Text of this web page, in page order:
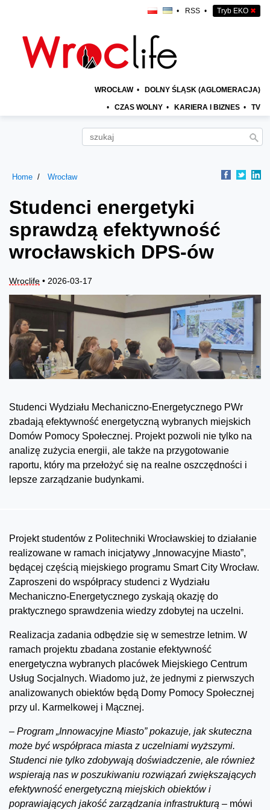
• RSS • Tryb EKO ✖
WROCŁAW • DOLNY ŚLĄSK (AGLOMERACJA)
• CZAS WOLNY • KARIERA I BIZNES • TV
Home Wrocław
Studenci energetyki
sprawdzą efektywność
wrocławskich DPS-ów
Wroclife • 2026-03-17
Studenci Wydziału Mechaniczno-Energetycznego PWr
zbadają efektywność energetyczną wybranych miejskich
Domów Pomocy Społecznej. Projekt pozwoli nie tylko na
analizę zużycia energii, ale także na przygotowanie
raportu, który ma przełożyć się na realne oszczędności i
lepsze zarządzanie budynkami.
Projekt studentów z Politechniki Wrocławskiej to działanie
realizowane w ramach inicjatywy „Innowacyjne Miasto”,
będącej częścią miejskiego programu Smart City Wrocław.
Zaproszeni do współpracy studenci z Wydziału
Mechaniczno-Energetycznego zyskają okazję do
praktycznego sprawdzenia wiedzy zdobytej na uczelni.
Realizacja zadania odbędzie się w semestrze letnim. W
ramach projektu zbadana zostanie efektywność
energetyczna wybranych placówek Miejskiego Centrum
Usług Socjalnych. Wiadomo już, że jednymi z pierwszych
analizowanych obiektów będą Domy Pomocy Społecznej
przy ul. Karmelkowej i Mącznej.
– Program „Innowacyjne Miasto” pokazuje, jak skuteczna
może być współpraca miasta z uczelniami wyższymi.
Studenci nie tylko zdobywają doświadczenie, ale również
wspierają nas w poszukiwaniu rozwiązań zwiększających
efektywność energetyczną miejskich obiektów i
poprawiających jakość zarządzania infrastrukturą – mówi